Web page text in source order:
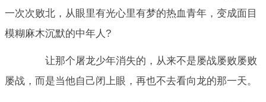
一次次败北，从眼里有光心里有梦的热血青年，变成面目
模糊麻木沉默的中年人?
让那个屠龙少年消失的，从来不是屡战屡败屡败
屡战，而是当他自己闭上眼，再也不去看向龙的那一天。